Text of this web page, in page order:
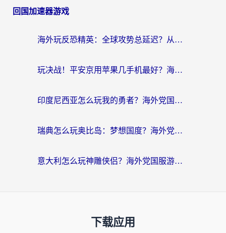
回国加速器游戏
海外玩反恐精英：全球攻势总延迟？从瑞典玩神武4到外国玩黎明觉醒，选对加速器才是关键！
玩决战！平安京用苹果几手机最好？海外党必看的设备+加速器双攻略
印度尼西亚怎么玩我的勇者？海外党国服游戏加速避坑指南（附实况五行师解决方案）
瑞典怎么玩奥比岛：梦想国度？海外党亲测有效的国服游戏加速全攻略
意大利怎么玩神雕侠侣？海外党国服游戏加速终极指南（附欧洲玩王者王国保卫战4不卡技巧）
下载应用